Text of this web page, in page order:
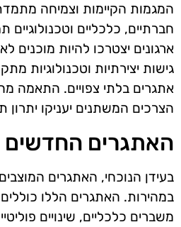
המגמות הקיימות וצמיחה
חברתיים, כלכליים
ארגונים יצטרכו להיות מוכנים
גישות יצירתיות וטכנולוגיות
אתגרים בלתי צפויים. התאמה
הצרכים המשתנים יעניקו יתרון
האתגרים החדשים
בעידן הנוכחי, האתגרים
במהירות. האתגרים הללו כוללים
משברים כלכליים, שינויים